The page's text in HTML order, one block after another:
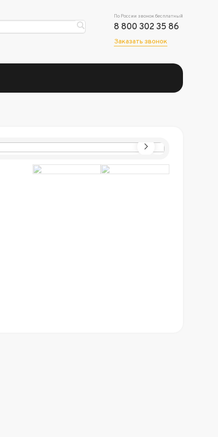
По России звонок бесплатный
8 800 302 35 86
Заказать звонок